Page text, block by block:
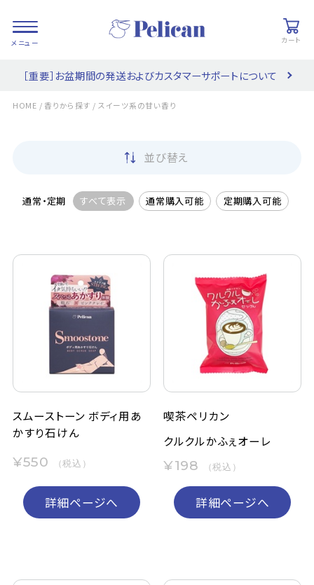
カート
PRODUCTS/ 商品を探す
COLLECTIONS/ ブランド一覧
定期購入
ペリカン石鹸について
ご利用案内
よくあるご質問
NEWS一覧
［重要］お盆期間の発送およびカスタマーサポートについて
HOME / 香りから探す / スイーツ系の甘い香り
並び替え
通常・定期 すべて表示 通常購入可能 定期購入可能
スムーストーン ボディ用あ
かすり石けん
¥550 （税込）
詳細ページへ
喫茶ペリカン
クルクルかふぇオーレ
¥198 （税込）
詳細ページへ